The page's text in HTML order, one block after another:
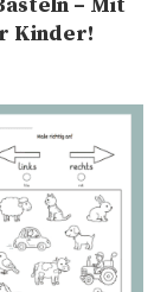
– Mit
Kinder!